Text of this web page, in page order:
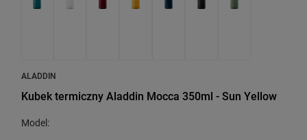
ALADDIN
Kubek termiczny Aladdin Mocca 350ml - Sun Yellow
Model: